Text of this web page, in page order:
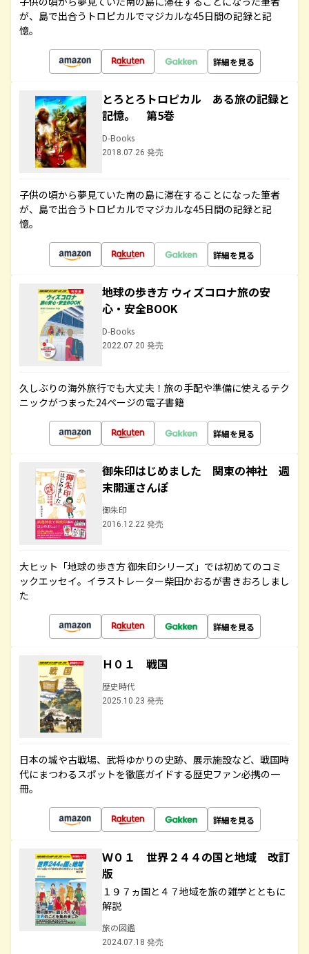
が、島で出合うトロピカルでマジカルな45日間の記録と記
憶。
詳細を見る
とろとろトロピカル ある旅の記録と
記憶。 第5巻
D-Books
2018.07.26 発売
子供の頃から夢見ていた南の島に滞在することになった筆者
が、島で出合うトロピカルでマジカルな45日間の記録と記
憶。
詳細を見る
地球の歩き方 ウィズコロナ旅の安
心・安全BOOK
D-Books
2022.07.20 発売
久しぶりの海外旅行でも大丈夫！旅の手配や準備に使えるテク
ニックがつまった24ページの電子書籍
詳細を見る
御朱印はじめました 関東の神社 週
末開運さんぽ
御朱印
2016.12.22 発売
大ヒット「地球の歩き方 御朱印シリーズ」では初めてのコミ
ックエッセイ。イラストレーター柴田かおるが書きおろしまし
た
詳細を見る
Ｈ０１ 戦国
歴史時代
2025.10.23 発売
日本の城や古戦場、武将ゆかりの史跡、展示施設など、戦国時
代にまつわるスポットを徹底ガイドする歴史ファン必携の一
冊。
詳細を見る
Ｗ０１ 世界２４４の国と地域 改訂
版
１９７ヵ国と４７地域を旅の雑学とともに
解説
旅の図鑑
2024.07.18 発売